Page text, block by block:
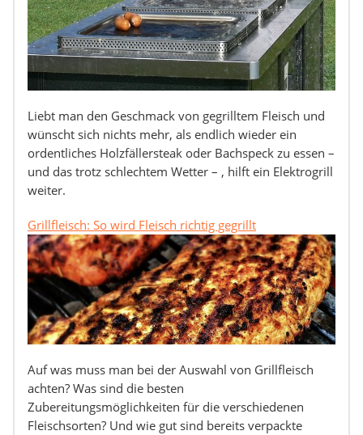
Liebt man den Geschmack von gegrilltem Fleisch und
wünscht sich nichts mehr, als endlich wieder ein
ordentliches Holzfällersteak oder Bachspeck zu essen –
und das trotz schlechtem Wetter – , hilft ein Elektrogrill
weiter.
Grillfleisch: So wird Fleisch richtig gegrillt
Auf was muss man bei der Auswahl von Grillfleisch
achten? Was sind die besten
Zubereitungsmöglichkeiten für die verschiedenen
Fleischsorten? Und wie gut sind bereits verpackte